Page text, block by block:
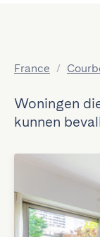
France /
Woningen
kunnen